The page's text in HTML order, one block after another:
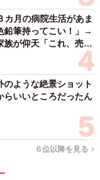
月の病院生活があま
鉛筆持ってこい！」→
族が仰天「これ、売れ
のような絶景ショット
らいいところだったん
６位以降を見る